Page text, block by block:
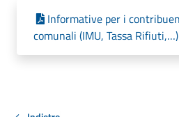
Informative per i
comunali (IMU, Tassa Rifiuti,…)